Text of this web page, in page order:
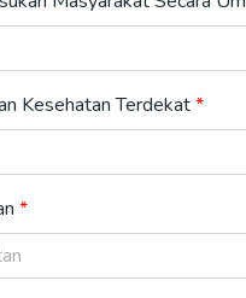
Kesehatan Terdekat